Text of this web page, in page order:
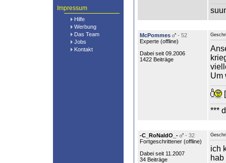
Impressum
Hilfe
Werbung
Das Team
Jobs
Kontakt
McPommes
- 52
Experte (offline)
Dabei seit 09.2006
1422 Beiträge
Um
[
***
-C_RoNaldO_-
- 32
Fortgeschrittener (offline)
Dabei seit 11.2007
34 Beiträge
ich